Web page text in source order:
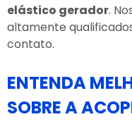
elástico gerador.
altamente
contato.
ENTENDA
SOBRE A